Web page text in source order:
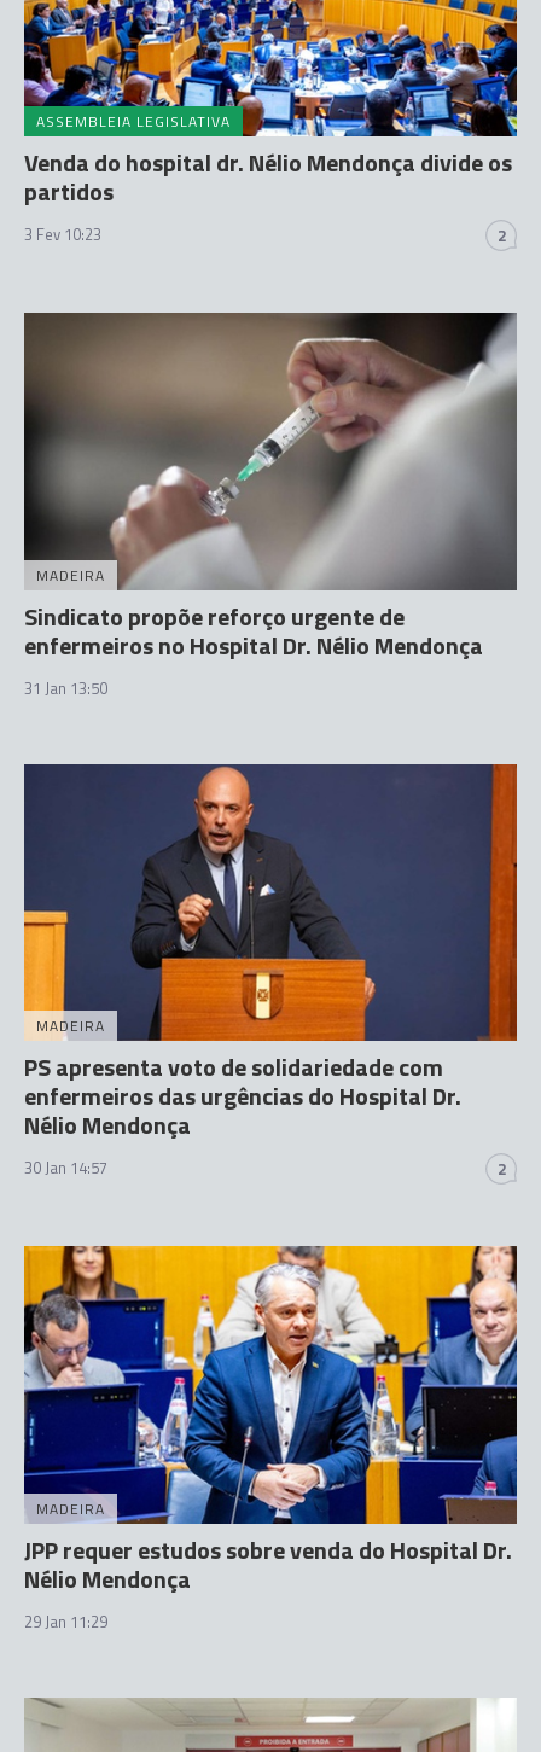
ASSEMBLEIA LEGISLATIVA
Venda do hospital dr. Nélio Mendonça divide os
partidos
3 Fev 10:23 2
MADEIRA
Sindicato propõe reforço urgente de
enfermeiros no Hospital Dr. Nélio Mendonça
31 Jan 13:50
MADEIRA
PS apresenta voto de solidariedade com
enfermeiros das urgências do Hospital Dr.
Nélio Mendonça
30 Jan 14:57 2
MADEIRA
JPP requer estudos sobre venda do Hospital Dr.
Nélio Mendonça
29 Jan 11:29